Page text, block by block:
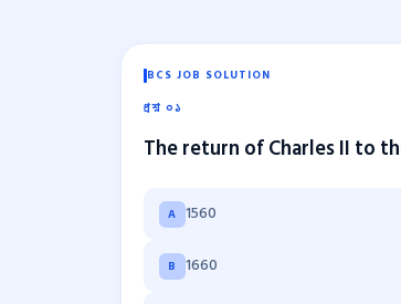
BCS JOB SOLUTION
প্রশ্ন ০১
The return of Charles II to
A 1560
B 1660